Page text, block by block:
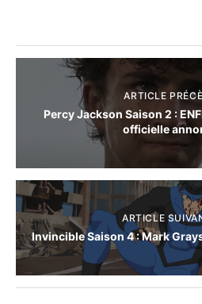
ARTICLE
Percy Jackson Saison 2 :
officielle
ARTICLE
Invincible Saison 4 : Mark